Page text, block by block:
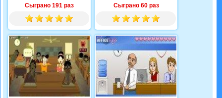
Сыграно 191 раз
Сыграно 60 раз